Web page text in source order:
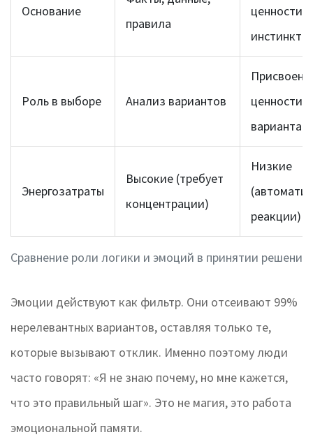
Сравнение роли логики и эмоций в принятии решений
Основание
правила
ценности,
инстинкты
Роль в выборе Анализ вариантов
ценности
вариантам
Энергозатраты
Высокие (требует
концентрации)
Низкие
реакции)
Эмоции действуют как фильтр. Они отсеивают 99%
нерелевантных вариантов, оставляя только те,
которые вызывают отклик. Именно поэтому люди
часто говорят: «Я не знаю почему, но мне кажется,
что это правильный шаг». Это не магия, это работа
эмоциональной памяти.